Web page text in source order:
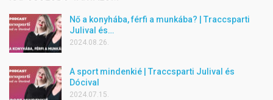
Nő a konyhába, férfi a munkába? | Traccsparti
Julival és…
2024.08.26.
A sport mindenkié | Traccsparti Julival és
Dócival
2024.07.15.